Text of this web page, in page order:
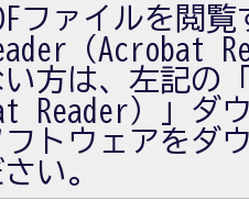
ファイルを閲
（Acrobat
方は、左記の
Reader）」ダ
トウェアをダ
い。